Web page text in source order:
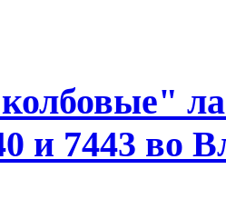
и 7443 во